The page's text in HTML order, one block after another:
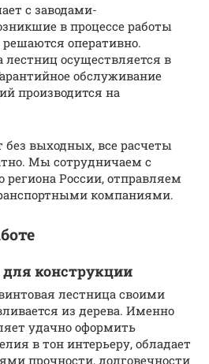
с заводами-
в процессе работы
оперативно.
лестниц осуществляется в
обслуживание
производится на
выходных, все расчеты
Мы сотрудничаем с
России, отправляем
компаниями.
конструкции
лестница своими
из дерева. Именно
удачно оформить
в тон интерьеру, обладает
прочности, долговечности